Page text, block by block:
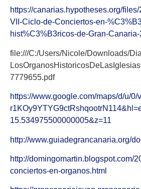
https://canarias.hypotheses.org/
VII-Ciclo-de-Conciertos-en-
hist%C3%B3ricos-de-Gran-
file:///C:/Users/Nicole/Downloads/
7779655.pdf
https://www.google.com/maps/d/u/
15.534975500000005&z=11
http://www.guiadegrancanaria.org/
http://domingomartin.blogspot.com/
conciertos-en-organos.html